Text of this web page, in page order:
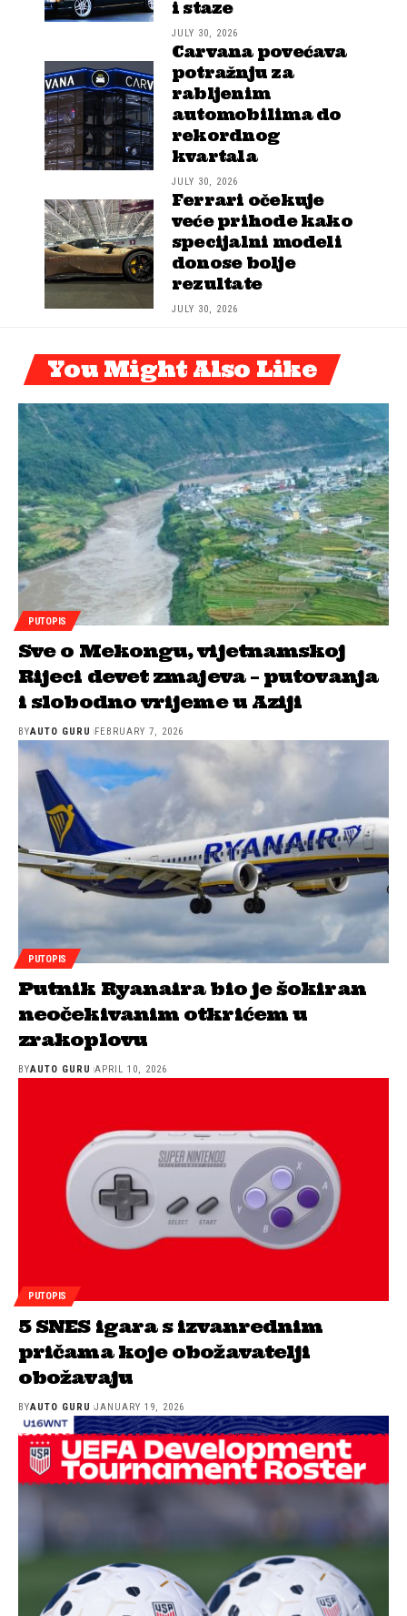
i staze
JULY 30, 2026
Carvana povećava
potražnju za
rabljenim
automobilima do
rekordnog
kvartala
JULY 30, 2026
Ferrari očekuje
veće prihode kako
specijalni modeli
donose bolje
rezultate
JULY 30, 2026
You Might Also Like
PUTOPIS
Sve o Mekongu, vijetnamskoj
Rijeci devet zmajeva – putovanja
i slobodno vrijeme u Aziji
BYAUTO GURU FEBRUARY 7, 2026
PUTOPIS
Putnik Ryanaira bio je šokiran
neočekivanim otkrićem u
zrakoplovu
BYAUTO GURU APRIL 10, 2026
PUTOPIS
5 SNES igara s izvanrednim
pričama koje obožavatelji
obožavaju
BYAUTO GURU JANUARY 19, 2026